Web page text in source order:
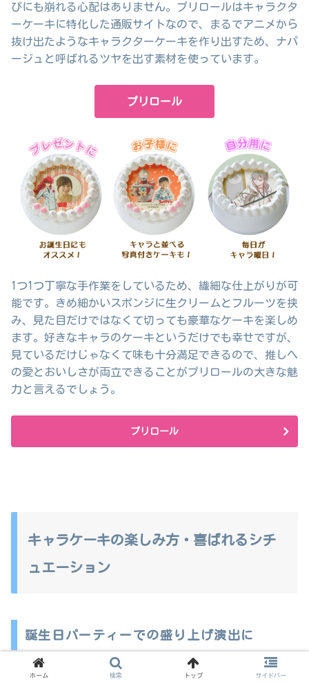
びにも崩れる心配はありません。プリロールはキャラクタ
ーケーキに特化した通販サイトなので、まるでアニメから
抜け出たようなキャラクターケーキを作り出すため、ナパ
ージュと呼ばれるツヤを出す素材を使っています。
プリロール
1つ1つ丁寧な手作業をしているため、繊細な仕上がりが可
能です。きめ細かいスポンジに生クリームとフルーツを挟
み、見た目だけではなくて切っても豪華なケーキを楽しめ
ます。好きなキャラのケーキというだけでも幸せですが、
見ているだけじゃなくて味も十分満足できるので、推しへ
の愛とおいしさが両立できることがプリロールの大きな魅
力と言えるでしょう。
プリロール
キャラケーキの楽しみ方・喜ばれるシチ
ュエーション
誕生日パーティーでの盛り上げ演出に
誕生日パーティーを盛り上げる演出の一つとして、普通の
ホーム 検索 トップ サイドバー